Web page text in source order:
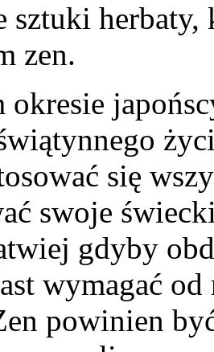
sztuki
zen.
okresie
się
swoje
gdyby
wymagać
powinien